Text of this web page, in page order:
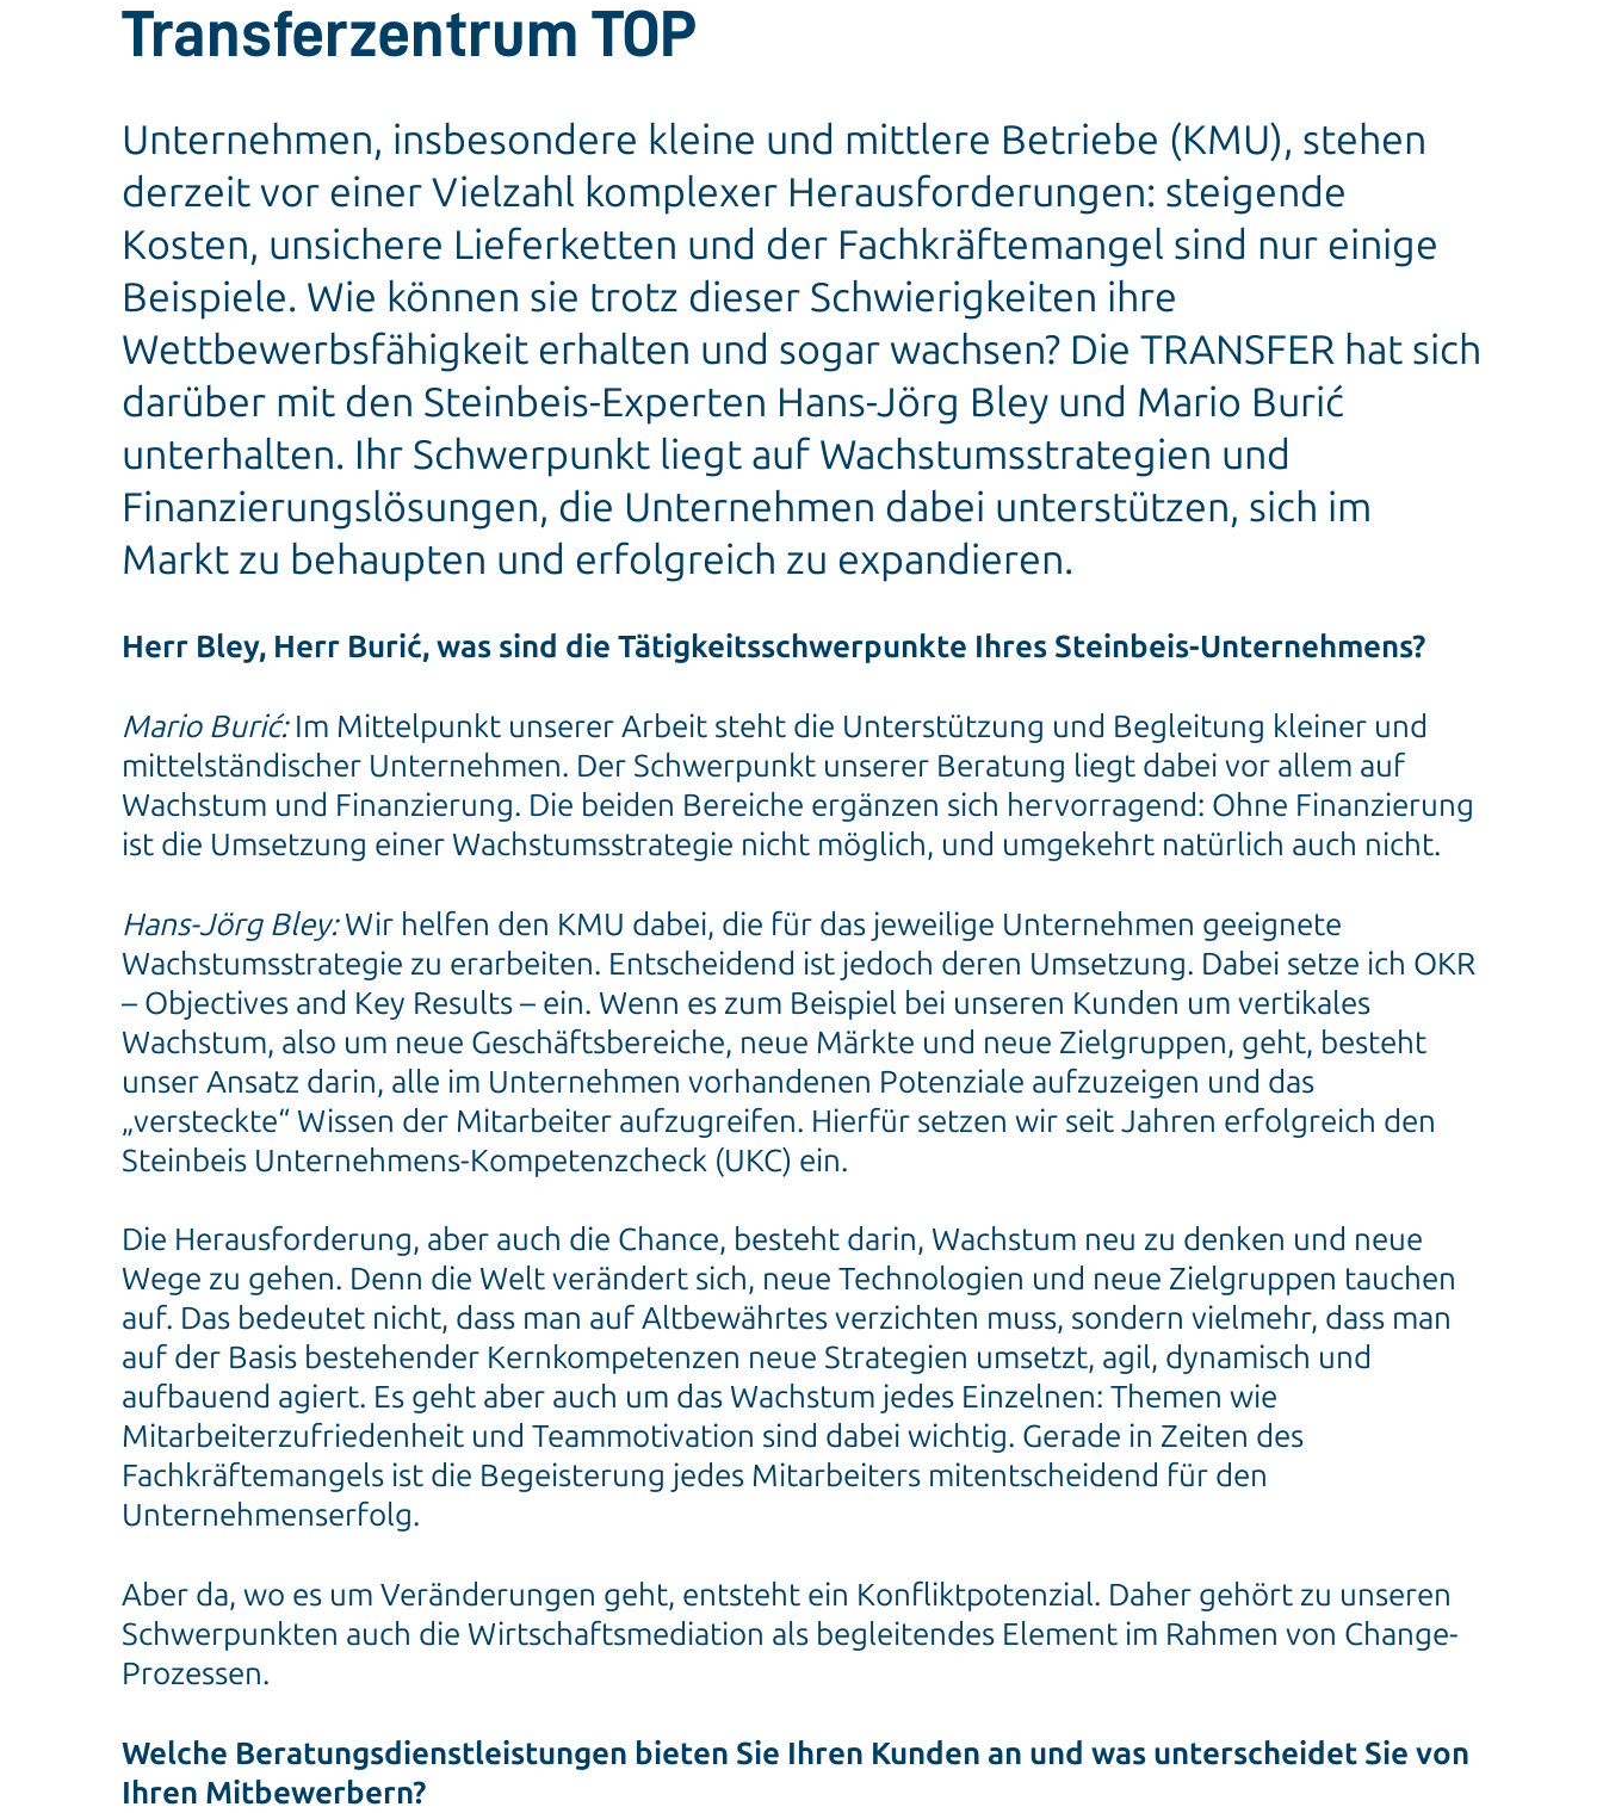
Transferzentrum TOP
Unternehmen, insbesondere kleine und mittlere Betriebe (KMU), stehen
derzeit vor einer Vielzahl komplexer Herausforderungen: steigende
Kosten, unsichere Lieferketten und der Fachkräftemangel sind nur einige
Beispiele. Wie können sie trotz dieser Schwierigkeiten ihre
Wettbewerbsfähigkeit erhalten und sogar wachsen? Die TRANSFER hat sich
darüber mit den Steinbeis-Experten Hans-Jörg Bley und Mario Burić
unterhalten. Ihr Schwerpunkt liegt auf Wachstumsstrategien und
Finanzierungslösungen, die Unternehmen dabei unterstützen, sich im
Markt zu behaupten und erfolgreich zu expandieren.
Herr Bley, Herr Burić, was sind die Tätigkeitsschwerpunkte Ihres Steinbeis-Unternehmens?
Mario Burić:Im Mittelpunkt unserer Arbeit steht die Unterstützung und Begleitung kleiner und
mittelständischer Unternehmen. Der Schwerpunkt unserer Beratung liegt dabei vor allem auf
Wachstum und Finanzierung. Die beiden Bereiche ergänzen sich hervorragend: Ohne Finanzierung
ist die Umsetzung einer Wachstumsstrategie nicht möglich, und umgekehrt natürlich auch nicht.
Hans-Jörg Bley:Wir helfen den KMU dabei, die für das jeweilige Unternehmen geeignete
Wachstumsstrategie zu erarbeiten. Entscheidend ist jedoch deren Umsetzung. Dabei setze ich OKR
– Objectives and Key Results – ein. Wenn es zum Beispiel bei unseren Kunden um vertikales
Wachstum, also um neue Geschäftsbereiche, neue Märkte und neue Zielgruppen, geht, besteht
unser Ansatz darin, alle im Unternehmen vorhandenen Potenziale aufzuzeigen und das
„versteckte“ Wissen der Mitarbeiter aufzugreifen. Hierfür setzen wir seit Jahren erfolgreich den
Steinbeis Unternehmens-Kompetenzcheck (UKC) ein.
Die Herausforderung, aber auch die Chance, besteht darin, Wachstum neu zu denken und neue
Wege zu gehen. Denn die Welt verändert sich, neue Technologien und neue Zielgruppen tauchen
auf. Das bedeutet nicht, dass man auf Altbewährtes verzichten muss, sondern vielmehr, dass man
auf der Basis bestehender Kernkompetenzen neue Strategien umsetzt, agil, dynamisch und
aufbauend agiert. Es geht aber auch um das Wachstum jedes Einzelnen: Themen wie
Mitarbeiterzufriedenheit und Teammotivation sind dabei wichtig. Gerade in Zeiten des
Fachkräftemangels ist die Begeisterung jedes Mitarbeiters mitentscheidend für den
Unternehmenserfolg.
Aber da, wo es um Veränderungen geht, entsteht ein Konfliktpotenzial. Daher gehört zu unseren
Schwerpunkten auch die Wirtschaftsmediation als begleitendes Element im Rahmen von Change-
Prozessen.
Welche Beratungsdienstleistungen bieten Sie Ihren Kunden an und was unterscheidet Sie von
Ihren Mitbewerbern?